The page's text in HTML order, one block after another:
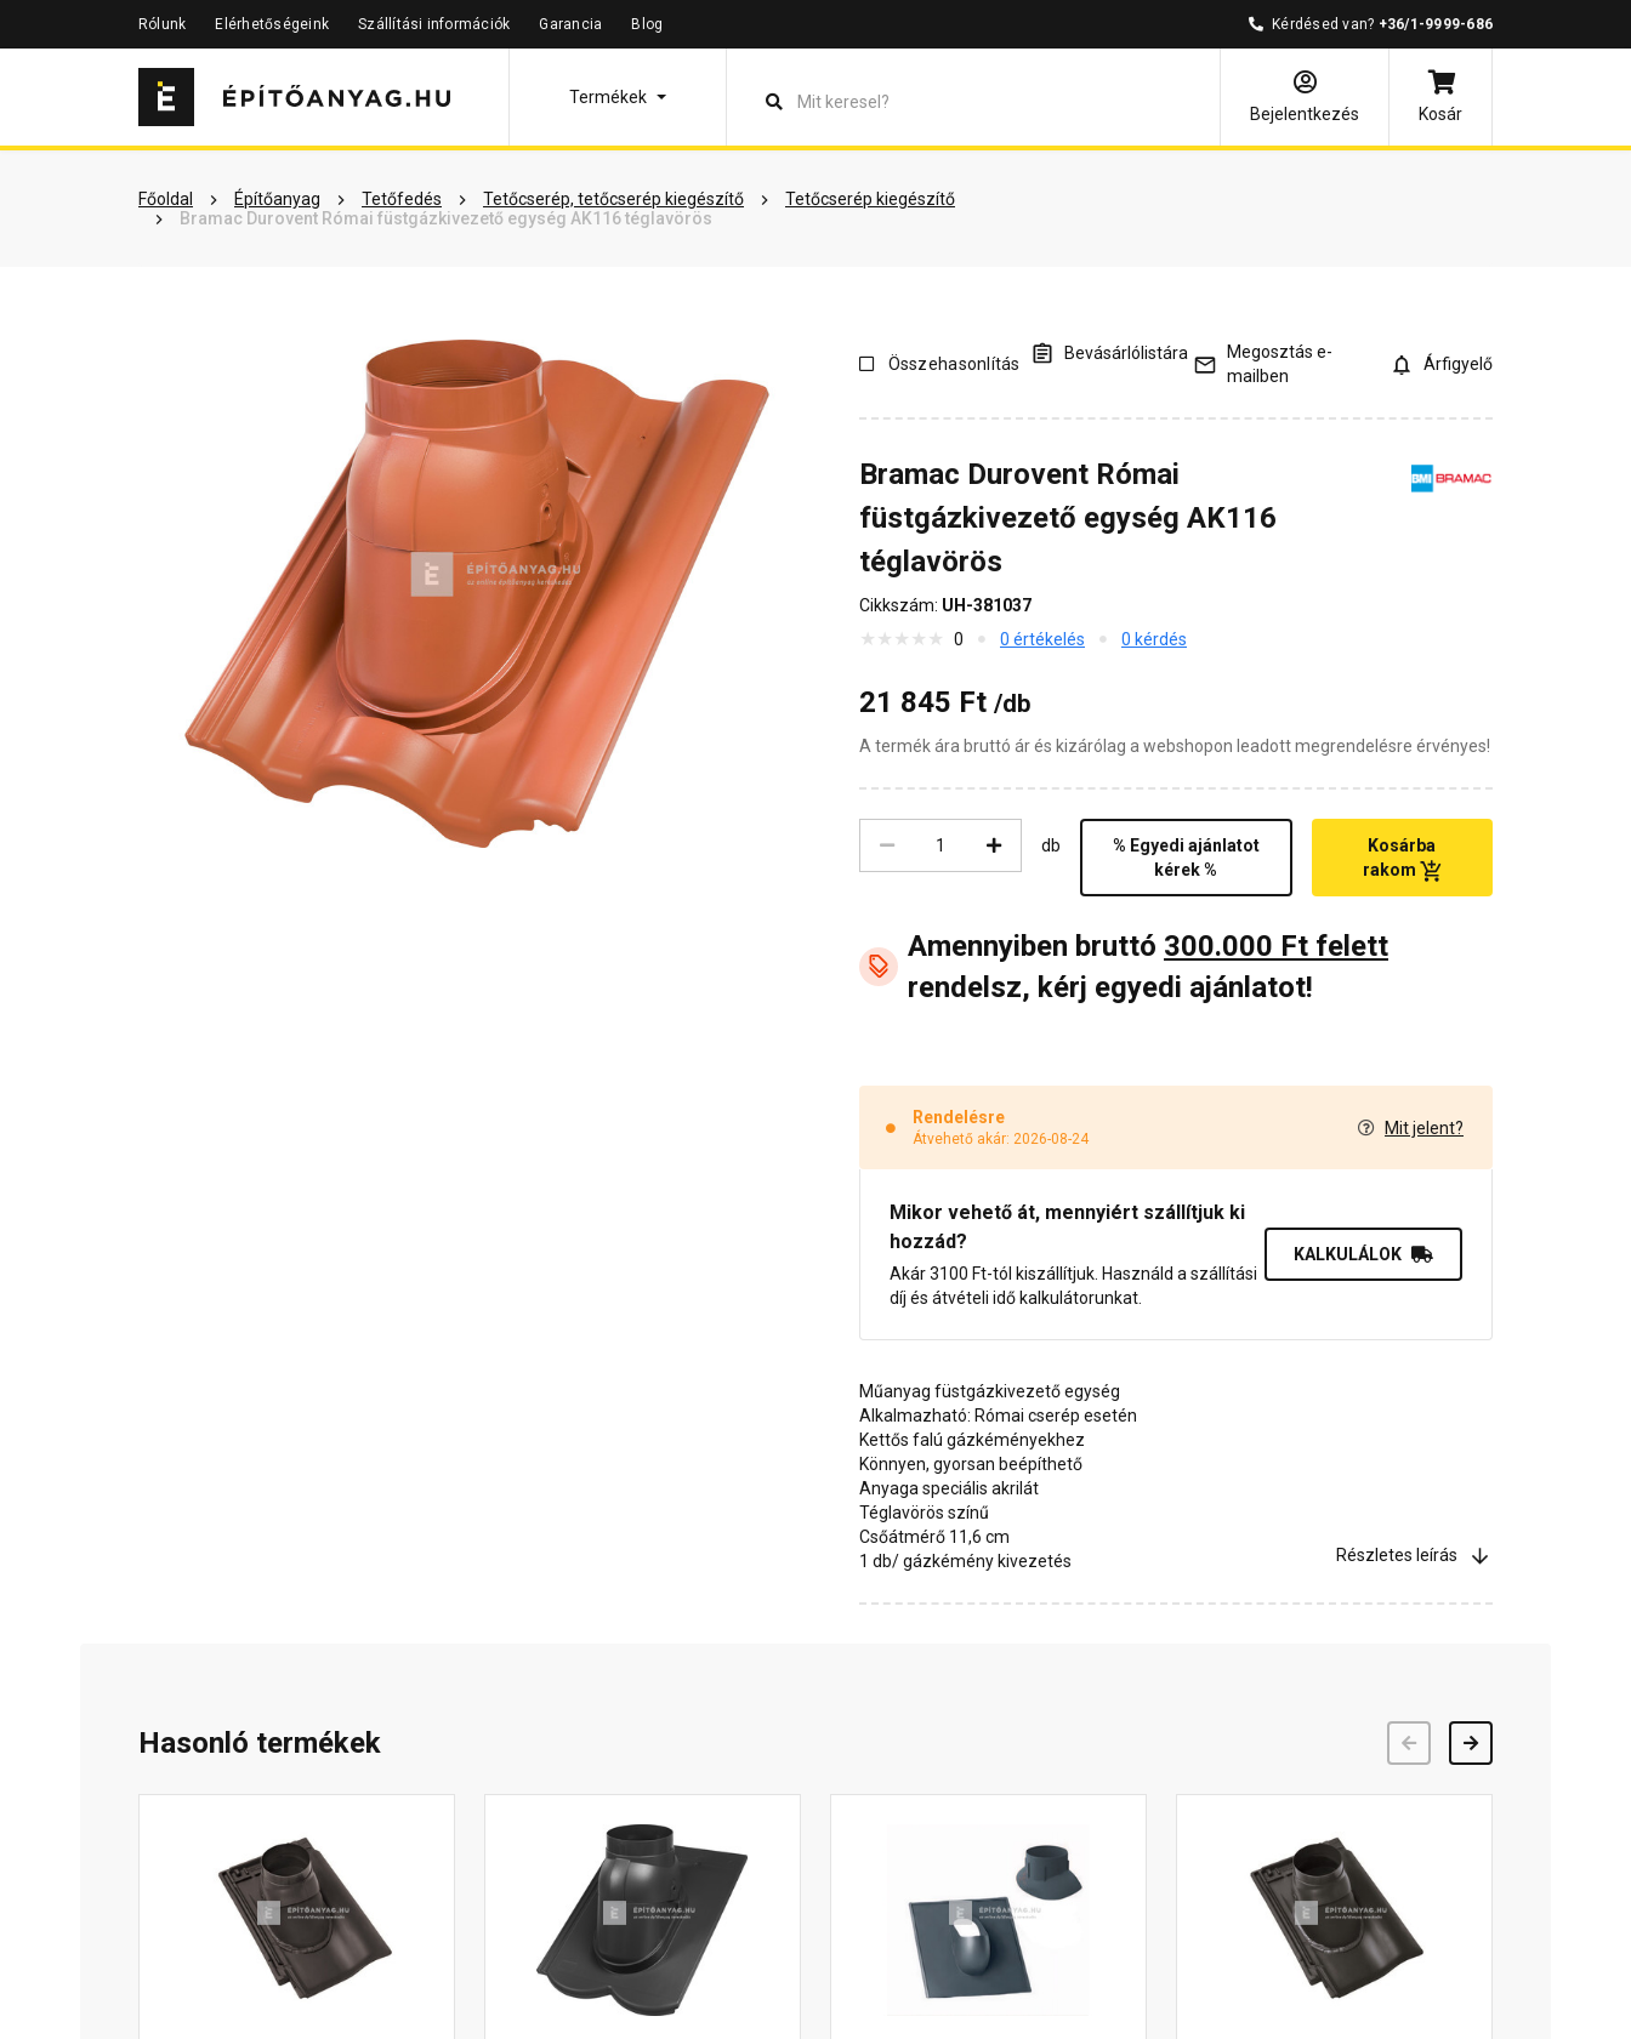
Rólunk Elérhetőségeink Szállítási információk Garancia Blog Kérdésed van? +36/1-9999-686
Termékek
Bejelentkezés
Kosár
Főoldal Építőanyag Tetőfedés Tetőcserép, tetőcserép kiegészítő
Tetőcserép kiegészítő
Bramac Durovent Római füstgázkivezető egység AK116 téglavörös
Szükséged lehet rá Részletes leírás Termékinformáció Vásárlói vélemények Kérdések és válaszok Kapcsolódó cikkek
Összehasonlítás
Bevásárlólistára
Megosztás e-
mailben
Árfigyelő
Bramac Durovent Római
füstgázkivezető egység AK116
téglavörös
Cikkszám: UH-381037
0
0 értékelés 0 kérdés
21 845 Ft /db
A termék ára bruttó ár és kizárólag a webshopon leadott megrendelésre érvényes!
db
% Egyedi ajánlatot
kérek %
Kosárba
rakom
Amennyiben bruttó 300.000 Ft felett
rendelsz, kérj egyedi ajánlatot!
Rendelésre
Átvehető akár: 2026-08-24
Mit jelent?
Mikor vehető át, mennyiért szállítjuk ki
hozzád?
Akár 3100 Ft-tól kiszállítjuk. Használd a szállítási
díj és átvételi idő kalkulátorunkat.
KALKULÁLOK
Műanyag füstgázkivezető egység
Alkalmazható: Római cserép esetén
Kettős falú gázkéményekhez
Könnyen, gyorsan beépíthető
Anyaga speciális akrilát
Téglavörös színű
Csőátmérő 11,6 cm
1 db/ gázkémény kivezetés
Részletes leírás
Hasonló termékek